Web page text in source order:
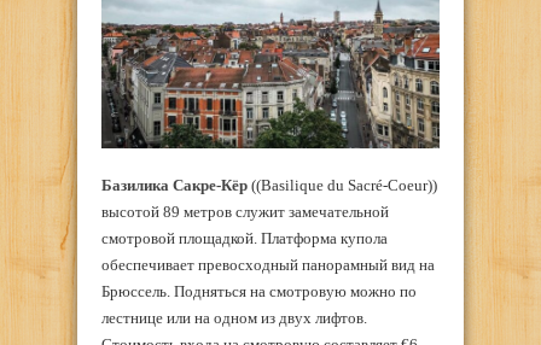
Базилика Сакре-Кёр ((Basilique du Sacré-Coeur))
высотой 89 метров служит замечательной
смотровой площадкой. Платформа купола
обеспечивает превосходный панорамный вид на
Брюссель. Подняться на смотровую можно по
лестнице или на одном из двух лифтов.